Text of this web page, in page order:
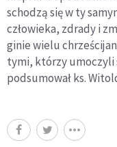
schodzą się w ty
człowieka, zdrady i
ginie wielu
tymi, którzy umoczyli
podsumował ks.